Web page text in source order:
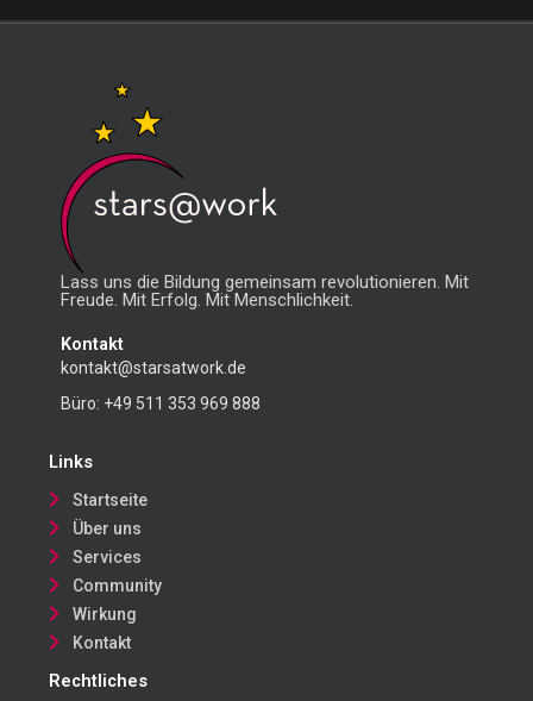
Lass uns die Bildung gemeinsam revolutionieren. Mit
Freude. Mit Erfolg. Mit Menschlichkeit.
Kontakt
kontakt@starsatwork.de
Büro: +49 511 353 969 888
Links
Startseite
Über uns
Services
Community
Wirkung
Kontakt
Rechtliches